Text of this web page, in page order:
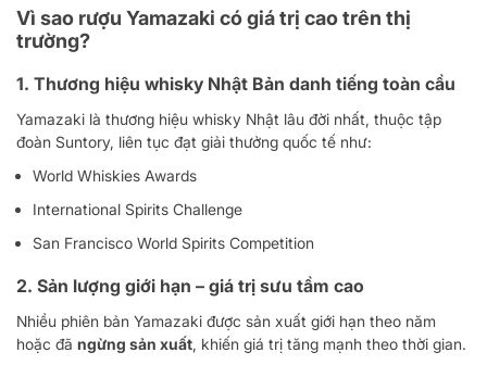
Vì sao rượu Yamazaki có giá trị cao trên thị
trường?
1. Thương hiệu whisky Nhật Bản danh tiếng toàn cầu
Yamazaki là thương hiệu whisky Nhật lâu đời nhất, thuộc tập
đoàn Suntory, liên tục đạt giải thưởng quốc tế như:
World Whiskies Awards
International Spirits Challenge
San Francisco World Spirits Competition
2. Sản lượng giới hạn – giá trị sưu tầm cao
Nhiều phiên bản Yamazaki được sản xuất giới hạn theo năm
hoặc đã ngừng sản xuất, khiến giá trị tăng mạnh theo thời gian.